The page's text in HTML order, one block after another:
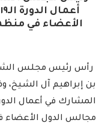
الأعضاء في
رأس رئيس مجلس
بن إبراهيم آل الشيخ،
المشارك في أعمال
مجالس الدول الأعضاء